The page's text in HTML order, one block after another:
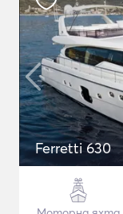
Ferretti 630